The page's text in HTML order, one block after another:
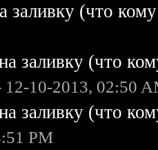
заливку (что
заливку (что
12-10-2013, 02:50
заливку (что
PM